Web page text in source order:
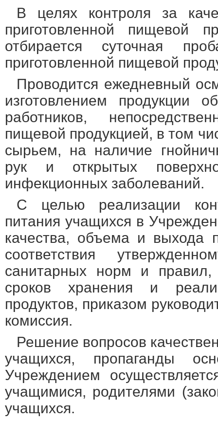
В целях контроля за
приготовленной пищевой
отбирается суточная
приготовленной пищевой
Проводится ежедневный
изготовлением продукции
работников,
пищевой продукцией, в том
сырьем, на наличие
рук и открытых
инфекционных заболеваний.
С целью реализации
питания учащихся в
качества, объема и выхода
соответствия
санитарных норм и
сроков хранения и
продуктов, приказом
комиссия.
Решение вопросов
учащихся, пропаганды
Учреждением
учащимися, родителями
учащихся.